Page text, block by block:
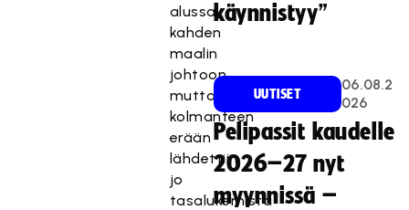
alussa
kahden
maalin
johtoon,
mutta
kolmanteen
erään
lähdettiin
jo
tasalukemista
käynnistyy”
UUTISET
06.08.2
026
Pelipassit kaudelle
2026–27 nyt
myynnissä –